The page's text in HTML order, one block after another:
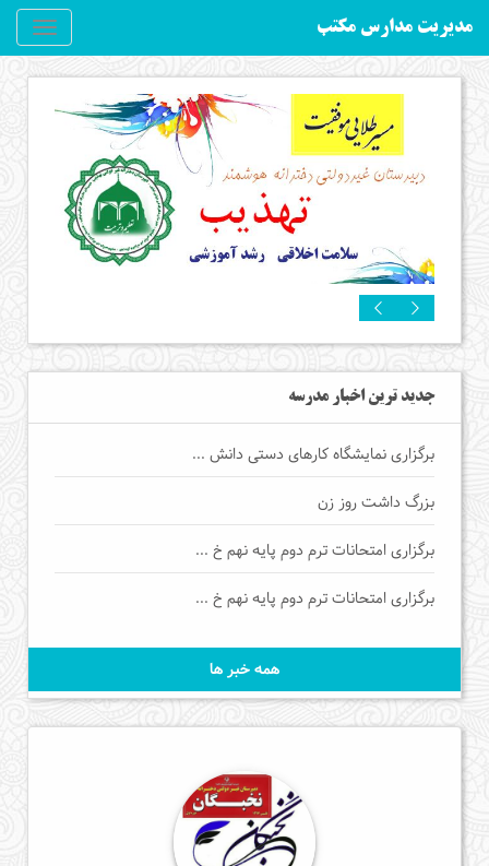
مدیریت مدارس مکتب
جدید ترین اخبار مدرسه
برگزاری نمایشگاه کارهای دستی دانش ...
بزرگ داشت روز زن
برگزاری امتحانات ترم دوم پایه نهم خ ...
برگزاری امتحانات ترم دوم پایه نهم خ ...
همه خبر ها